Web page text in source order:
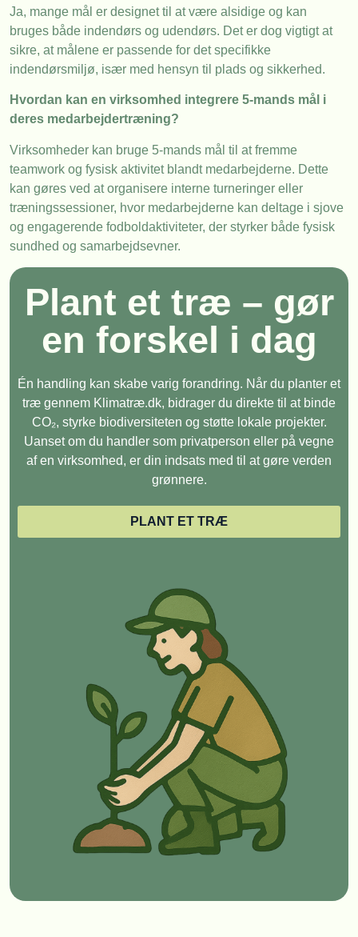
Ja, mange mål er designet til at være alsidige og kan
bruges både indendørs og udendørs. Det er dog vigtigt at
sikre, at målene er passende for det specifikke
indendørsmiljø, især med hensyn til plads og sikkerhed.
Hvordan kan en virksomhed integrere 5-mands mål i
deres medarbejdertræning?
Virksomheder kan bruge 5-mands mål til at fremme
teamwork og fysisk aktivitet blandt medarbejderne. Dette
kan gøres ved at organisere interne turneringer eller
træningssessioner, hvor medarbejderne kan deltage i sjove
og engagerende fodboldaktiviteter, der styrker både fysisk
sundhed og samarbejdsevner.
Plant et træ – gør
en forskel i dag
Én handling kan skabe varig forandring. Når du planter et
træ gennem Klimatræ.dk, bidrager du direkte til at binde
CO₂, styrke biodiversiteten og støtte lokale projekter.
Uanset om du handler som privatperson eller på vegne
af en virksomhed, er din indsats med til at gøre verden
grønnere.
PLANT ET TRÆ